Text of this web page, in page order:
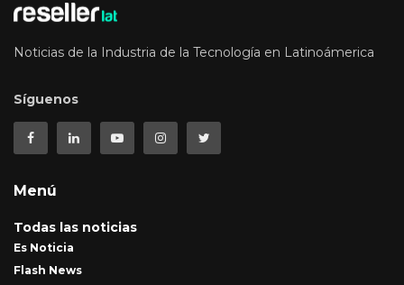
Noticias de la Industria de la Tecnología en Latinoámerica
Síguenos
Menú
Todas las noticias
Es Noticia
Flash News